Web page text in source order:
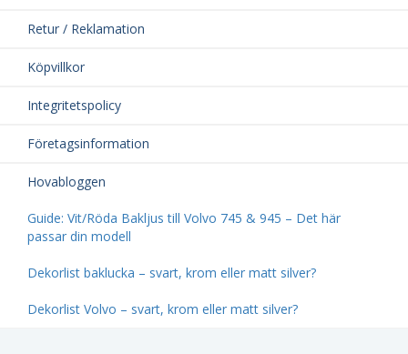
Retur / Reklamation
Köpvillkor
Integritetspolicy
Företagsinformation
Hovabloggen
Guide: Vit/Röda Bakljus till Volvo 745 & 945 – Det här
passar din modell
Dekorlist baklucka – svart, krom eller matt silver?
Dekorlist Volvo – svart, krom eller matt silver?